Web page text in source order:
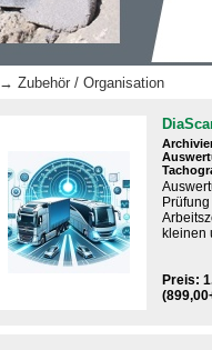
→ Zubehör / Organisation
kleinen
Preis: